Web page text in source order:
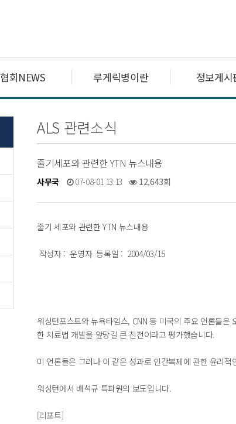
협회NEWS 루게릭병이란 정보게시
ALS 관련소식
줄기세포와 관련한 YTN 뉴스내용
사무국 07-08-01 13:13 12,643회
줄기 세포와 관련한 YTN 뉴스내용
작성자 : 운영자 등록일 : 2004/03/15
워싱턴포스트와 뉴욕타임스, CNN 등 미국의 주요 언론들
한 치료법 개발을 앞당길 큰 진전이라고 평가했습니다.
미 언론들은 그러나 이 같은 성과로 인간복제에 관한 윤리
워싱턴에서 배석규 특파원의 보도입니다.
[리포트]